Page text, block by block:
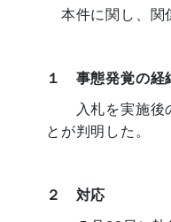
本件に関し、関
１ 事態発覚の経
入札を実施後の
とが判明した。
２ 対応